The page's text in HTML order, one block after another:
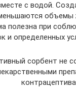
с водой.
объемы
полезна при
и определенных
сорбент не